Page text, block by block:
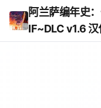
阿兰萨编年史
IF~DLC v1.6